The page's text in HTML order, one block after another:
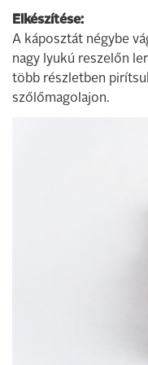
Elkészítése:
A káposztát négybe
nagy lyukú reszelőn
több részletben
szőlőmagolajon.